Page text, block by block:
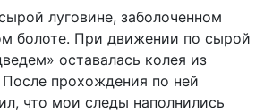
луговине, заболоченном
болоте. При движении по сырой
оставалась колея из
прохождения по ней
что мои следы наполнились